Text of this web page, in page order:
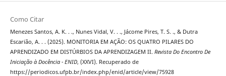
Como Citar
Menezes Santos, A. K. . ., Nunes Vidal, V. . ., Jácome Pires, T. S. ., & Dutra
Escarião, A. . . (2025). MONITORIA EM AÇÃO: OS QUATRO PILARES DO
APRENDIZADO EM DISTÚRBIOS DA APRENDIZAGEM II. Revista Do Encontro De
Iniciação à Docência - ENID, (XXVI). Recuperado de
https://periodicos.ufpb.br/index.php/enid/article/view/75928